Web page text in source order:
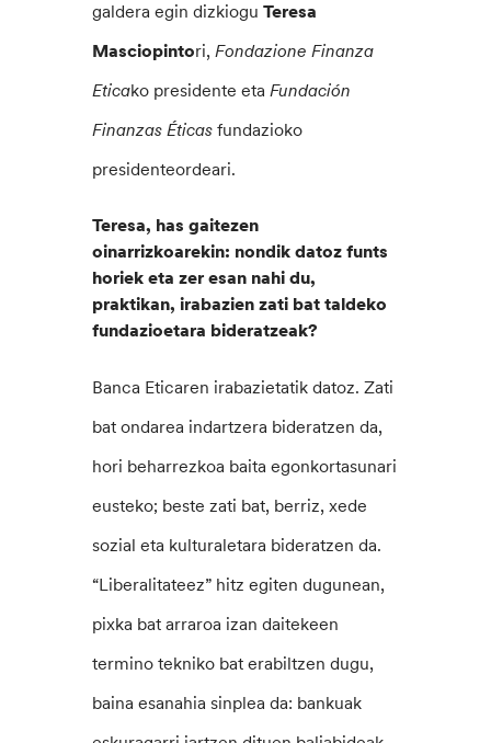
galdera egin dizkioguTeresa
Masciopintori,Fondazione Finanza
Eticako presidente etaFundación
Finanzas Éticas fundazioko
presidenteordeari.
Teresa, has gaitezen
oinarrizkoarekin: nondik datoz funts
horiek eta zer esan nahi du,
praktikan, irabazien zati bat taldeko
fundazioetara bideratzeak?
Banca Eticaren irabazietatik datoz. Zati
bat ondarea indartzera bideratzen da,
hori beharrezkoa baita egonkortasunari
eusteko; beste zati bat, berriz, xede
sozial eta kulturaletara bideratzen da.
“Liberalitateez” hitz egiten dugunean,
pixka bat arraroa izan daitekeen
termino tekniko bat erabiltzen dugu,
baina esanahia sinplea da: bankuak